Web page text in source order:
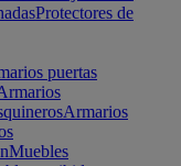
Protectores de
puertas
Armarios
Muebles